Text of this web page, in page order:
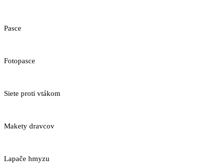
Pasce
Fotopasce
Siete proti vtákom
Makety dravcov
Lapače hmyzu